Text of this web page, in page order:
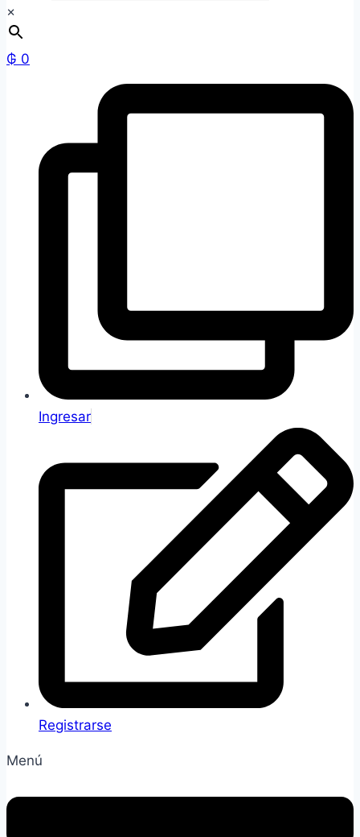
×
₲ 0
Ingresar
Registrarse
Menú